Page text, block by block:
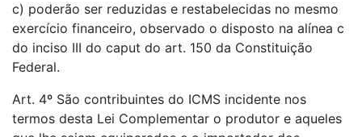
c) poderão ser reduzidas e restabelecidas no mesmo
exercício financeiro, observado o disposto na alínea c
do inciso III do caput do art. 150 da Constituição
Federal.
Art. 4º São contribuintes do ICMS incidente nos
termos desta Lei Complementar o produtor e aqueles